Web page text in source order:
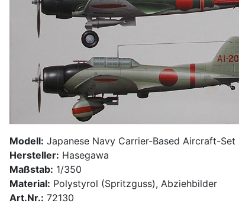
Modell: Japanese Navy Carrier-Based Aircraft-Set
Hersteller: Hasegawa
Maßstab: 1/350
Material: Polystyrol (Spritzguss), Abziehbilder
Art.Nr.: 72130